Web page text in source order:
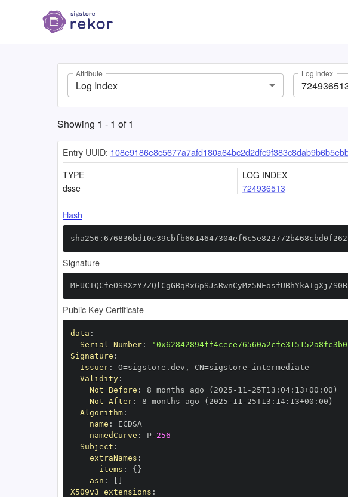
Attribute
Log Index
Log Index
Showing 1 - 1 of1
Entry UUID:
TYPE
dsse
LOG INDEX
724936513
Hash
Signature
MEUCIQCfeOSRXzY7ZQlCgGBqRx6pSJsRwnCyMz5NEosfUBhYkAIgXj/
Public Key Certificate
data :
Serial Number:
Signature :
Issuer: O=sigstore.dev , CN=sigstore -
Validity:
Not Before : 8 months ago (2025 - 11 - 25T13 : 04: 13+00 :
Not After: 8 months ago (2025 - 11 - 25T13 : 14: 13+00 :
Algorithm:
name :
namedCurve : P- 256
Subject :
extraNames :
items : { }
asn :
X509v3 extensions :